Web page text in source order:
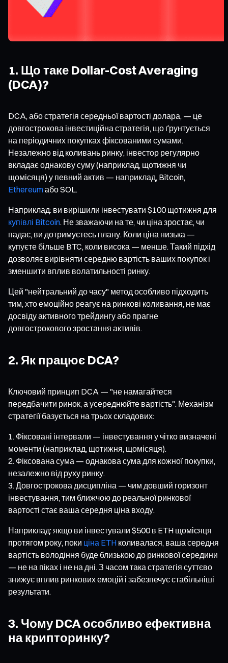
1. Що таке Dollar-Cost Averaging
(DCA)?
DCA, або стратегія середньої вартості долара, — це
довгострокова інвестиційна стратегія, що ґрунтується
на періодичних покупках фіксованими сумами.
Незалежно від коливань ринку, інвестор регулярно
вкладає однакову суму (наприклад, щотижня чи
щомісяця) у певний актив — наприклад, Bitcoin,
Ethereumабо SOL.
Наприклад: ви вирішили інвестувати $100 щотижня для
купівлі Bitcoin. Не зважаючи на те, чи ціна зростає, чи
падає, ви дотримуєтесь плану. Коли ціна низька —
купуєте більше BTC, коли висока — менше. Такий підхід
дозволяє вирівняти середню вартість ваших покупок і
зменшити вплив волатильності ринку.
Цей "нейтральний до часу" метод особливо підходить
тим, хто емоційно реагує на ринкові коливання, не має
досвіду активного трейдингу або прагне
довгострокового зростання активів.
2. Як працює DCA?
Ключовий принцип DCA — "не намагайтеся
передбачити ринок, а усереднюйте вартість". Механізм
стратегії базується на трьох складових:
Фіксовані інтервали — інвестування у чітко визначені
моменти (наприклад, щотижня, щомісяця).
Фіксована сума — однакова сума для кожної покупки,
незалежно від руху ринку.
Довгострокова дисципліна — чим довший горизонт
інвестування, тим ближчою до реальної ринкової
вартості стає ваша середня ціна входу.
Наприклад: якщо ви інвестували $500 в ETH щомісяця
протягом року, поки ціна ETH коливалася, ваша середня
вартість володіння буде близькою до ринкової середини
— не на піках і не на дні. З часом така стратегія суттєво
знижує вплив ринкових емоцій і забезпечує стабільніші
результати.
3. Чому DCA особливо ефективна
на крипторинку?